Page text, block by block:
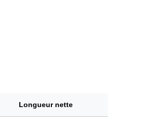
Longueur nette